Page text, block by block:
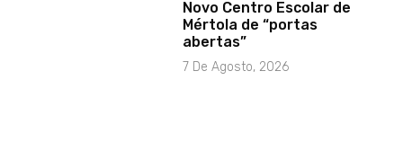
Novo Centro Escolar de
Mértola de “portas
abertas”
7 De Agosto, 2026